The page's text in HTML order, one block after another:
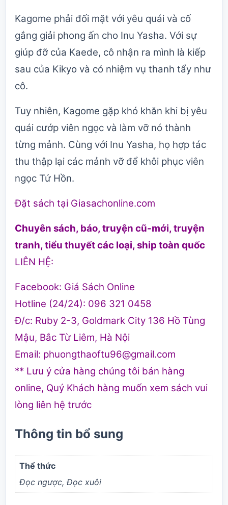
Kagome phải đối mặt với yêu quái và cố
gắng giải phong ấn cho Inu Yasha. Với sự
giúp đỡ của Kaede, cô nhận ra mình là kiếp
sau của Kikyo và có nhiệm vụ thanh tẩy như
cô.
Tuy nhiên, Kagome gặp khó khăn khi bị yêu
quái cướp viên ngọc và làm vỡ nó thành
từng mảnh. Cùng với Inu Yasha, họ hợp tác
thu thập lại các mảnh vỡ để khôi phục viên
ngọc Tứ Hồn.
Đặt sách tại Giasachonline.com
Chuyên sách, báo, truyện cũ-mới, truyện
tranh, tiểu thuyết các loại, ship toàn quốc
LIÊN HỆ:
Facebook: Giá Sách Online
Hotline (24/24): 096 321 0458
Đ/c: Ruby 2-3, Goldmark City 136 Hồ Tùng
Mậu, Bắc Từ Liêm, Hà Nội
Email: phuongthaoftu96@gmail.com
** Lưu ý cửa hàng chúng tôi bán hàng
online, Quý Khách hàng muốn xem sách vui
lòng liên hệ trước
Thông tin bổ sung
Thể thức
Đọc ngược, Đọc xuôi